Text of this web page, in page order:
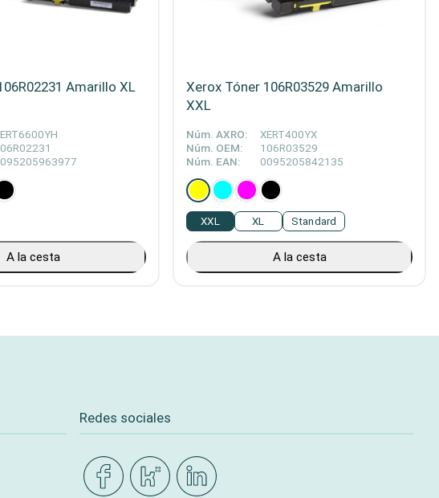
Amarillo XL
A la cesta
Xerox Tóner 106R03529 Amarillo
XXL
Núm. AXRO:
XERT400YX
Núm. OEM:
106R03529
Núm. EAN:
0095205842135
Standard
XXL XL
A la cesta
Redes sociales